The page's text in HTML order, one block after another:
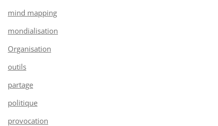
mind mapping
mondialisation
Organisation
outils
partage
politique
provocation